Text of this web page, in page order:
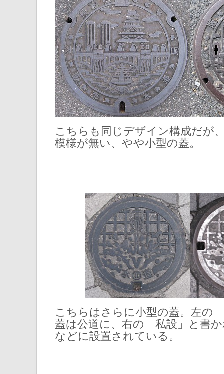
こちらも同じデザイン構成だが
模様が無い、やや小型の蓋。
こちらはさらに小型の蓋。左の
蓋は公道に、右の「私設」と書
などに設置されている。